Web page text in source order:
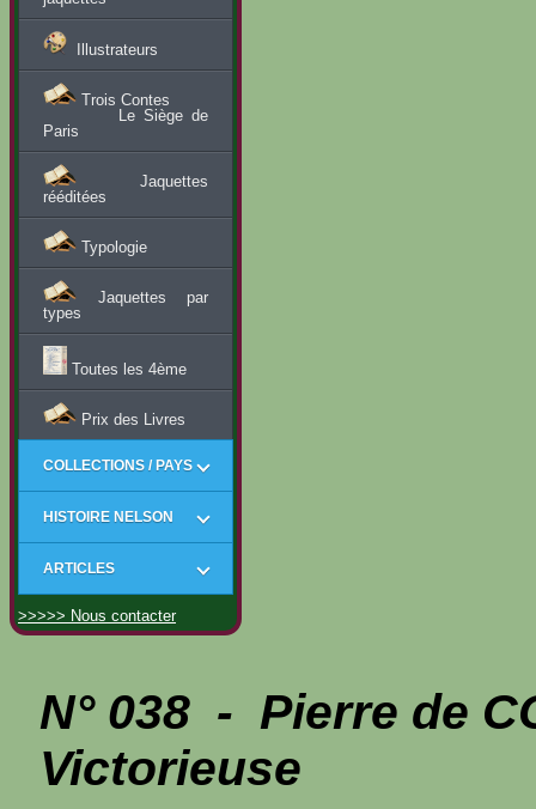
Illustrateurs
Trois Contes
Le Siège de
Paris
Jaquettes
rééditées
Typologie
Jaquettes par
types
Toutes les 4ème
Prix des Livres
COLLECTIONS / PAYS
HISTOIRE NELSON
ARTICLES
>>>>> Nous contacter
N° 038 - Pierre de
Victorieuse